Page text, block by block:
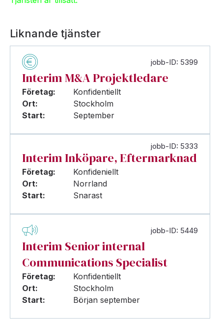
Liknande tjänster
jobb-ID: 5399
Interim M&A Projektledare
Företag:
Konfidentiellt
Ort:
Stockholm
Start:
September
jobb-ID: 5333
Interim Inköpare, Eftermarknad
Företag:
Konfideniellt
Ort:
Norrland
Start:
Snarast
jobb-ID: 5449
Interim Senior internal
Communications Specialist
Företag:
Konfidentiellt
Ort:
Stockholm
Start:
Början september